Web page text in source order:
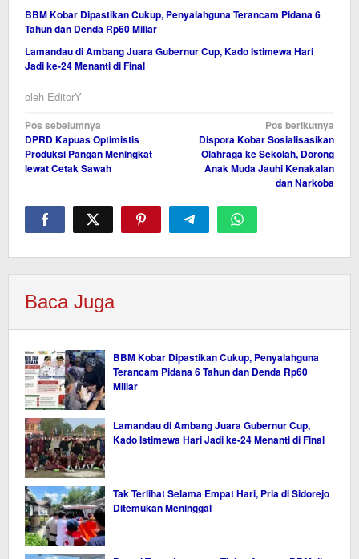
BBM Kobar Dipastikan Cukup, Penyalahguna Terancam Pidana 6
Tahun dan Denda Rp60 Miliar
Lamandau di Ambang Juara Gubernur Cup, Kado Istimewa Hari
Jadi ke-24 Menanti di Final
oleh EditorY
Navigasi
pos
Pos sebelumnya
DPRD Kapuas Optimistis
Produksi Pangan Meningkat
lewat Cetak Sawah
Pos berikutnya
Dispora Kobar Sosialisasikan
Olahraga ke Sekolah, Dorong
Anak Muda Jauhi Kenakalan
dan Narkoba
Baca Juga
BBM Kobar Dipastikan Cukup, Penyalahguna
Terancam Pidana 6 Tahun dan Denda Rp60
Miliar
Lamandau di Ambang Juara Gubernur Cup,
Kado Istimewa Hari Jadi ke-24 Menanti di Final
Tak Terlihat Selama Empat Hari, Pria di Sidorejo
Ditemukan Meninggal